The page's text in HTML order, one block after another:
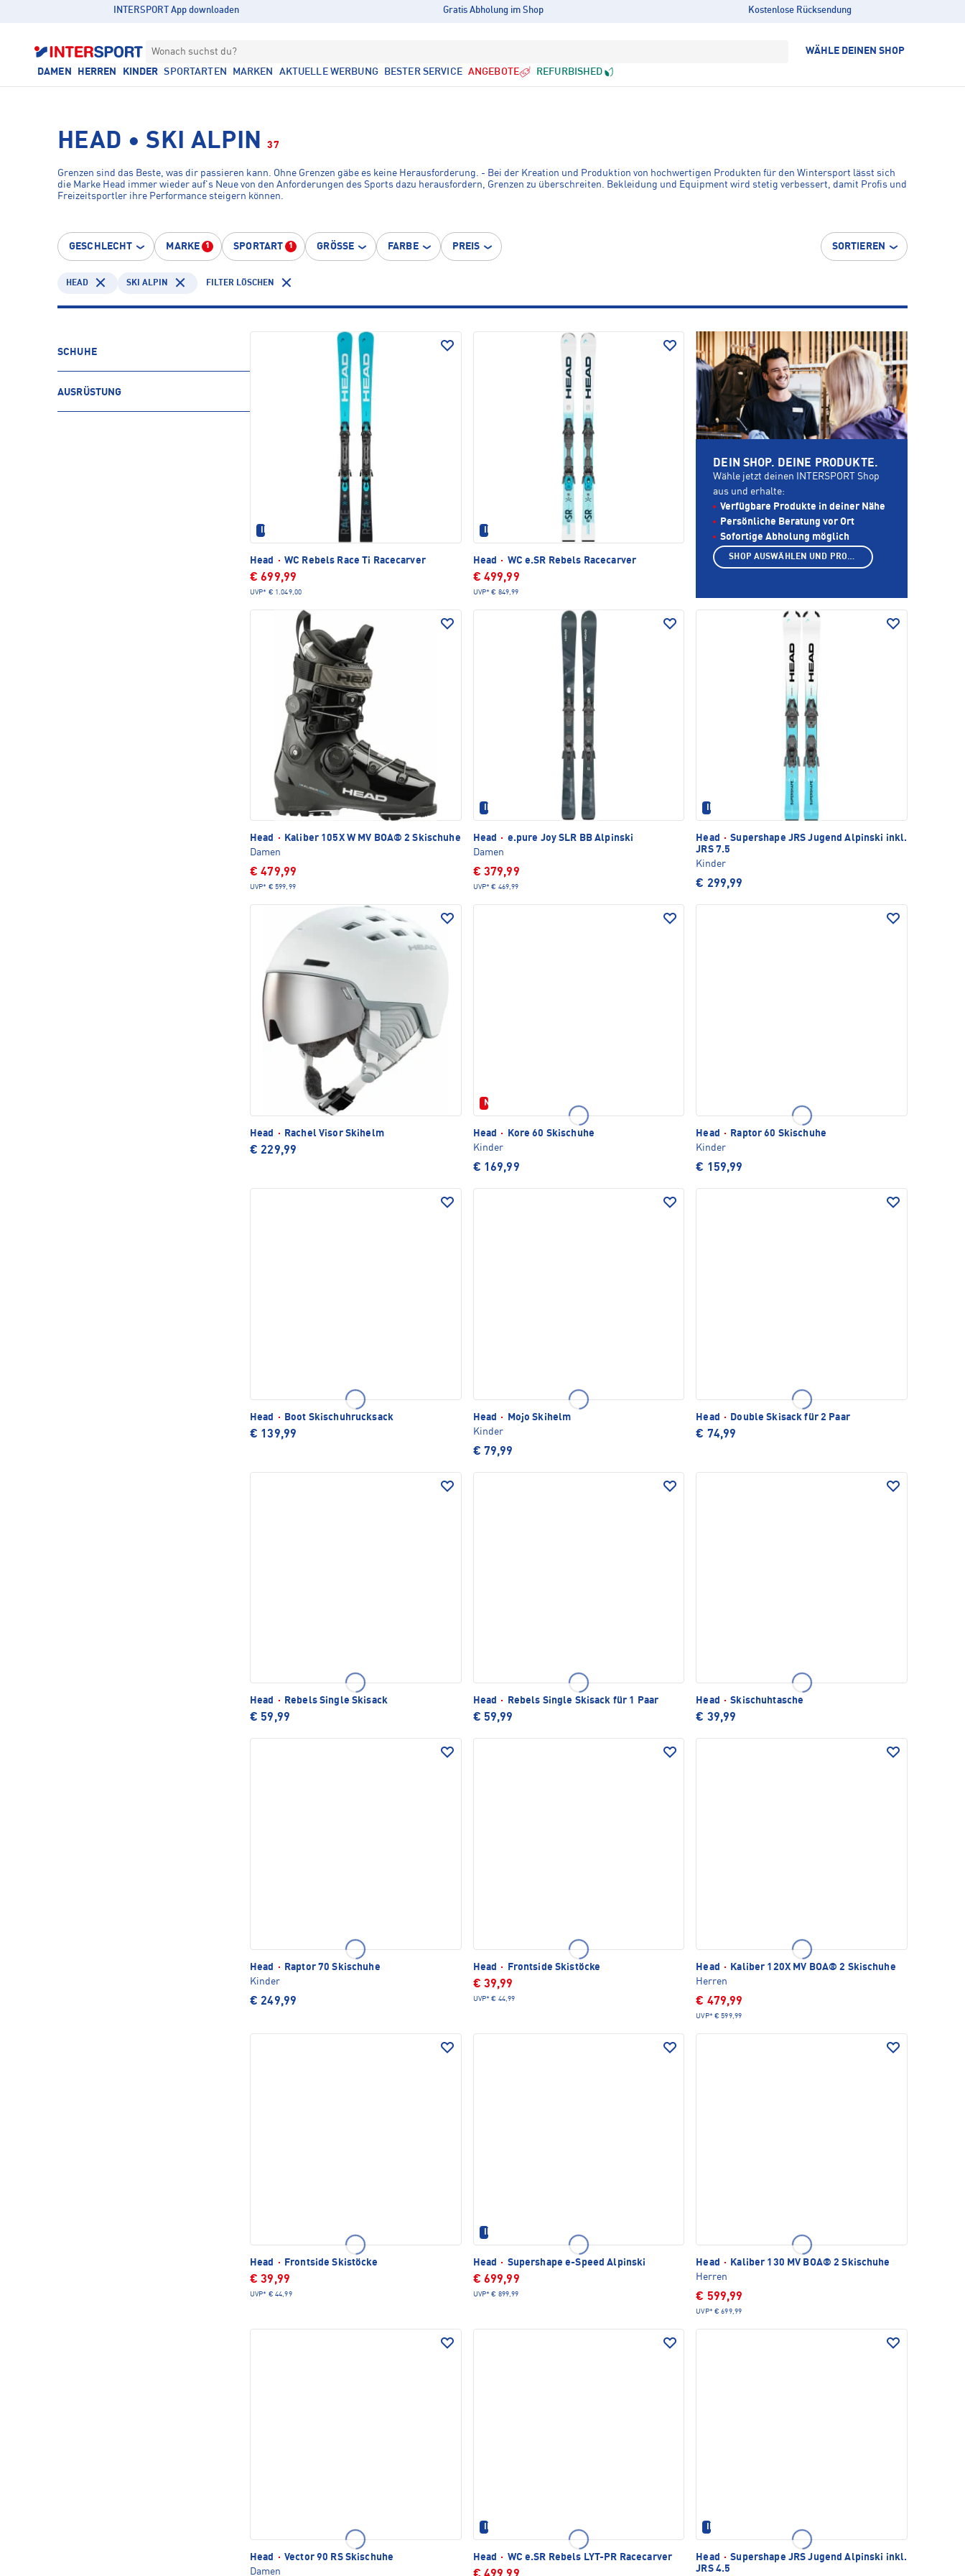
INTERSPORT App downloaden Gratis Abholung im Shop Kostenlose Rücksendung
Wonach suchst du? WÄHLE DEINEN SHOP
DAMEN HERREN KINDER SPORTARTEN MARKEN AKTUELLE WERBUNG BESTER SERVICE ANGEBOTE REFURBISHED
HEAD • SKI ALPIN 37
Grenzen sind das Beste, was dir passieren kann. Ohne Grenzen gäbe es keine Herausforderung. - Bei der Kreation und Produktion von hochwertigen Produkten für den Wintersport lässt sich
die Marke Head immer wieder auf's Neue von den Anforderungen des Sports dazu herausfordern, Grenzen zu überschreiten. Bekleidung und Equipment wird stetig verbessert, damit Profis und
Freizeitsportler ihre Performance steigern können.
GESCHLECHT MARKE 1 SPORTART 1 GRÖSSE FARBE PREIS SORTIEREN
HEAD SKI ALPIN FILTER LÖSCHEN
SCHUHE
AUSRÜSTUNG
IM SET ERHÄLTLICH
Head · WC Rebels Race Ti Racecarver
€ 699,99
UVP* € 1.049,00
Head · WC e.SR Rebels Racecarver
€ 499,99
UVP* € 849,99
Head ·
Kaliber 105X W MV BOA® 2 Skischuhe
Damen
€ 479,99
UVP* € 599,99
IM SET ERHÄLTLICH
Head · e.pure Joy SLR BB Alpinski
Damen
€ 379,99
UVP* € 469,99
IM SET ERHÄLTLICH
Head · Supershape JRS Jugend Alpinski inkl.
JRS 7.5
Kinder
€ 299,99
Head · Rachel Visor Skihelm
€ 229,99
Neu
Head ·
Kore 60 Skischuhe
Kinder
€ 169,99
Head ·
Raptor 60 Skischuhe
Kinder
€ 159,99
Head · Boot Skischuhrucksack
€ 139,99
Head ·
Mojo Skihelm
Kinder
€ 79,99
Head · Double Skisack für 2 Paar
€ 74,99
Head · Rebels Single Skisack
€ 59,99
Head · Rebels Single Skisack für 1 Paar
€ 59,99
Head · Skischuhtasche
€ 39,99
Head ·
Raptor 70 Skischuhe
Kinder
€ 249,99
Head · Frontside Skistöcke
€ 39,99
UVP* € 44,99
Head ·
Kaliber 120X MV BOA® 2 Skischuhe
Herren
€ 479,99
UVP* € 599,99
Head · Frontside Skistöcke
€ 39,99
UVP* € 44,99
Head · Supershape e-Speed Alpinski
€ 699,99
UVP* € 899,99
Head ·
Kaliber 130 MV BOA® 2 Skischuhe
Herren
€ 599,99
UVP* € 699,99
Head · Vector 90 RS Skischuhe
Damen
Head · WC e.SR Rebels LYT-PR Racecarver Head · Supershape JRS Jugend Alpinski inkl.
JRS 4.5
DEIN SHOP. DEINE PRODUKTE.
Wähle jetzt deinen INTERSPORT Shop
aus und erhalte:
Verfügbare Produkte in deiner Nähe
Persönliche Beratung vor Ort
Sofortige Abholung möglich
SHOP AUSWÄHLEN UND PRODUKTE ANZEIGEN